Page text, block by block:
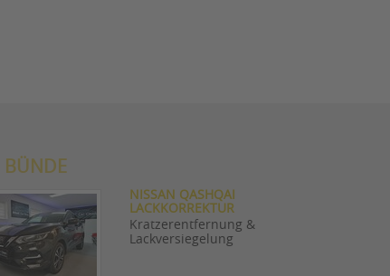
BÜNDE
NISSAN QASHQAI
LACKKORREKTUR
Kratzerentfernung &
Lackversiegelung